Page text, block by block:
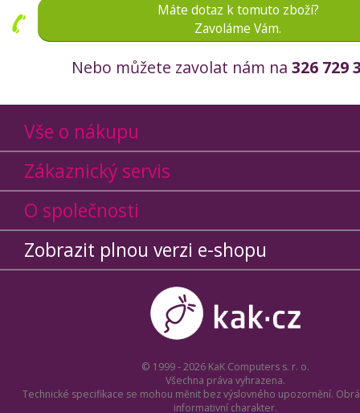
Máte dotaz k tomuto zboží?
Zavoláme Vám.
Nebo můžete zavolat nám na 326 729
Vše o nákupu
Zákaznický servis
O společnosti
Zobrazit plnou verzi e-shopu
© 1999 - 2026 KaK Computers s. r. o.
Všechna práva vyhrazena.
Technické specifikace se mohou měnit bez výslovného upozornění.
informativní charakter.